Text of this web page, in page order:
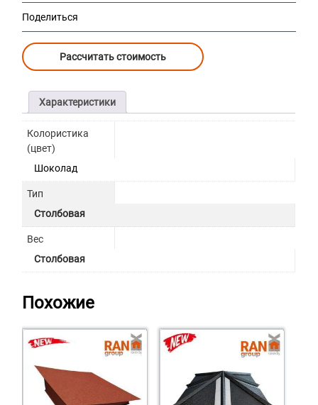
Поделиться
Рассчитать стоимость
Характеристики
Колористика
(цвет)
Шоколад
Тип
Столбовая
Вес
Столбовая
Похожие